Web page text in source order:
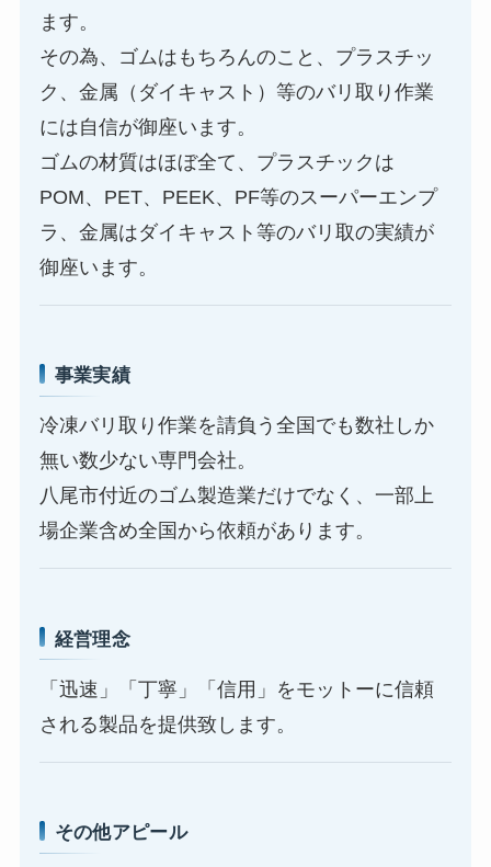
ます。
その為、ゴムはもちろんのこと、プラスチッ
ク、金属（ダイキャスト）等のバリ取り作業
には自信が御座います。
ゴムの材質はほぼ全て、プラスチックは
POM、PET、PEEK、PF等のスーパーエンプ
ラ、金属はダイキャスト等のバリ取の実績が
御座います。
事業実績
冷凍バリ取り作業を請負う全国でも数社しか
無い数少ない専門会社。
八尾市付近のゴム製造業だけでなく、一部上
場企業含め全国から依頼があります。
経営理念
「迅速」「丁寧」「信用」をモットーに信頼
される製品を提供致します。
その他アピール